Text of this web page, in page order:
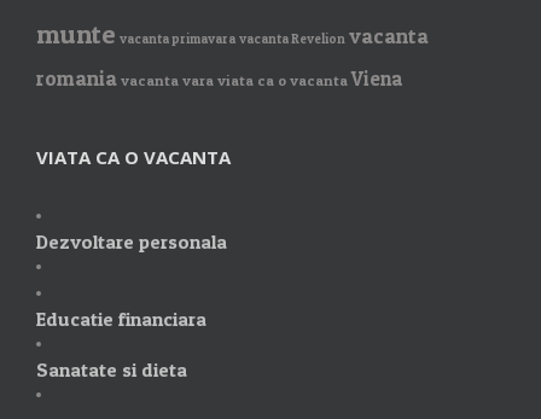
munte vacanta primavara vacanta Revelion vacanta
romania vacanta vara viata ca o vacanta Viena
VIATA CA O VACANTA
Dezvoltare personala
Educatie financiara
Sanatate si dieta